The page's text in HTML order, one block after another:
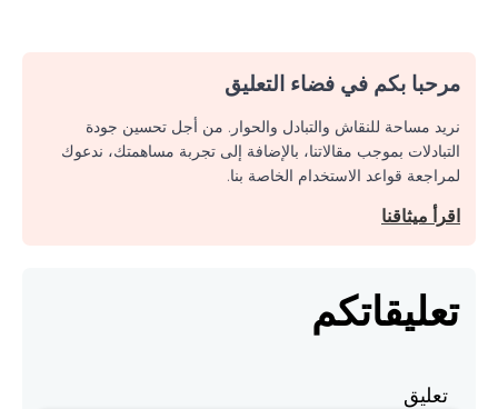
مرحبا بكم في فضاء التعليق
نريد مساحة للنقاش والتبادل والحوار. من أجل تحسين جودة
التبادلات بموجب مقالاتنا، بالإضافة إلى تجربة مساهمتك، ندعوك
لمراجعة قواعد الاستخدام الخاصة بنا.
اقرأ ميثاقنا
تعليقاتكم
تعليق